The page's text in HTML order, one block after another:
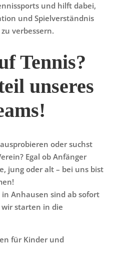
und hilft dabei,
und Spielverständnis
verbessern.
Tennis?
unseres
oder suchst
Egal ob Anfänger
jung oder alt – bei uns bist
Anhausen sind ab sofort
starten in die
für Kinder und